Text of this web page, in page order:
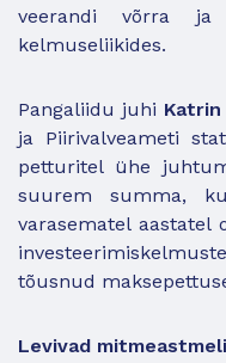
veerandi võrra ja
kelmuseliikides.
Pangaliidu juhi Katrin
ja Piirivalveameti
petturitel ühe
suurem summa,
varasematel aastatel
tõusnud
Levivad